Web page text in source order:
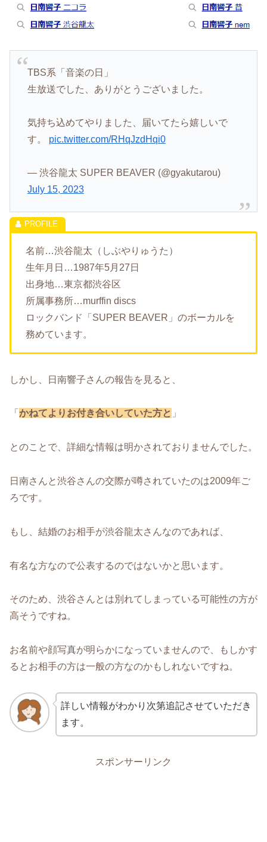
TBS系「音楽の日」
生放送でした、ありがとうございました。
気持ち込めてやりました、届いてたら嬉しいで
す。 pic.twitter.com/RHqJzdHqi0
— 渋谷龍太 SUPER BEAVER (@gyakutarou)
July 15, 2023
名前…渋谷龍太（しぶやりゅうた）
生年月日…1987年5月27日
出身地…東京都渋谷区
所属事務所…murffin discs
ロックバンド「SUPER BEAVER」のボーカルを
務めています。
しかし、日南響子さんの報告を見ると、
「 かねてよりお付き合いしていた方と 」
とのことで、詳細な情報は明かされておりませんでした。
日南さんと渋谷さんの交際が噂されていたのは2009年ご
ろです。
もし、結婚のお相手が渋谷龍太さんなのであれば、
有名な方なので公表するのではないかと思います。
そのため、渋谷さんとは別れてしまっている可能性の方が
高そうですね。
お名前や顔写真が明らかになっていませんので、もしかす
るとお相手の方は一般の方なのかもしれないですね。
詳しい情報がわかり次第追記させていただき
ます。
スポンサーリンク